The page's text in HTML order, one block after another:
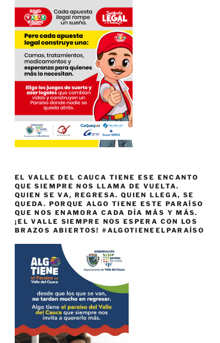
EL VALLE DEL CAUCA TIENE ESE ENCANTO
QUE SIEMPRE NOS LLAMA DE VUELTA.
QUIEN SE VA, REGRESA. QUIEN LLEGA, SE
QUEDA. PORQUE ALGO TIENE ESTE PARAÍSO
QUE NOS ENAMORA CADA DÍA MÁS Y MÁS.
¡EL VALLE SIEMPRE NOS ESPERA CON LOS
BRAZOS ABIERTOS! #ALGOTIENEELPARAÍSO